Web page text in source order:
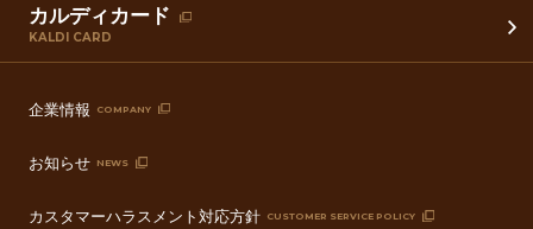
カルディカード
KALDI CARD
企業情報 COMPANY
お知らせ NEWS
カスタマーハラスメント対応方針 CUSTOMER SERVICE POLICY